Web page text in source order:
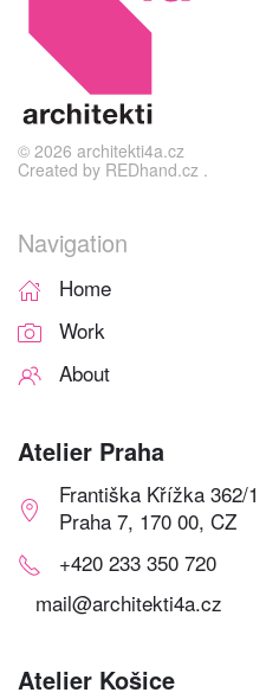
© 2026 architekti4a.cz
Created by REDhand.cz .
Navigation
Home
Work
About
Atelier Praha
Františka Křížka 362/1
Praha 7, 170 00, CZ
+420 233 350 720
mail@architekti4a.cz
Atelier Košice